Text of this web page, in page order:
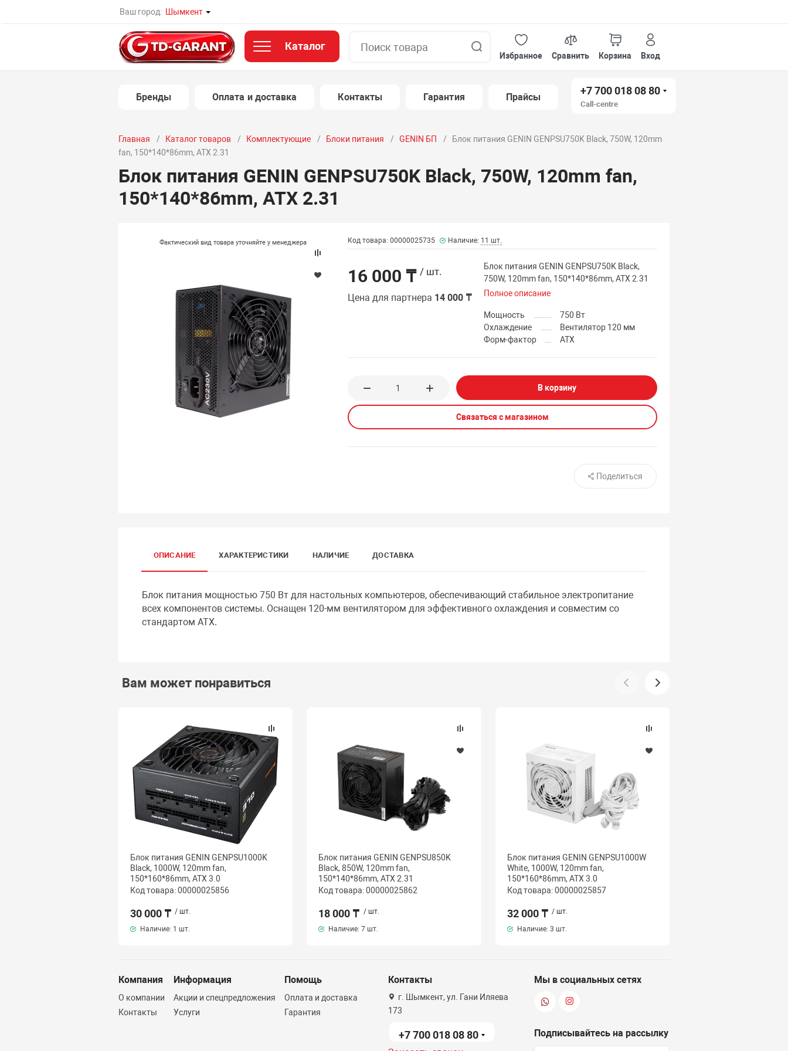
Ваш город: Шымкент
Каталог
Избранное
Сравнить Корзина Вход
Бренды Оплата и доставка Контакты Гарантия Прайсы
+7 700 018 08 80
Call-centre
Главная Каталог товаров Комплектующие Блоки питания GENIN БП
Блок питания GENIN GENPSU750K Black, 750W, 120mm
fan, 150*140*86mm, ATX 2.31
Блок питания GENIN GENPSU750K Black, 750W, 120mm fan,
150*140*86mm, ATX 2.31
Фактический вид товара уточняйте у менеджера Код товара: 00000025735 Наличие: 11 шт.
16 000 ₸ / шт.
Цена для партнера 14 000 ₸
Блок питания GENIN GENPSU750K Black,
750W, 120mm fan, 150*140*86mm, ATX 2.31
Полное описание
Мощность
750 Вт
Охлаждение
Вентилятор 120 мм
Форм-фактор
ATX
В корзину
Связаться с магазином
Поделиться
ОПИСАНИЕ ХАРАКТЕРИСТИКИ НАЛИЧИЕ ДОСТАВКА
Блок питания мощностью 750 Вт для настольных компьютеров, обеспечивающий стабильное электропитание
всех компонентов системы. Оснащен 120-мм вентилятором для эффективного охлаждения и совместим со
стандартом ATX.
Вам может понравиться
Блок питания GENIN GENPSU1000K
Black, 1000W, 120mm fan,
150*160*86mm, ATX 3.0
Код товара: 00000025856
30 000 ₸ / шт.
Наличие: 1 шт.
Блок питания GENIN GENPSU850K
Black, 850W, 120mm fan,
150*140*86mm, ATX 2.31
Код товара: 00000025862
18 000 ₸ / шт.
Наличие:7 шт.
Блок питания GENIN GENPSU1000W
White, 1000W, 120mm fan,
150*160*86mm, ATX 3.0
Код товара: 00000025857
32 000 ₸ / шт.
Наличие: 3 шт.
Компания
О компании
Контакты
Информация
Акции и спецпредложения
Услуги
Помощь
Оплата и доставка
Гарантия
Контакты
г. Шымкент, ул. Гани Иляева
173
+7 700 018 08 80
Мы в социальных сетях
Подписывайтесь на рассылку